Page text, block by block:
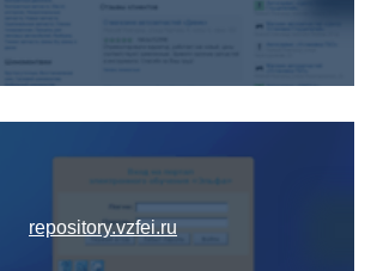
repository.vzfei.ru